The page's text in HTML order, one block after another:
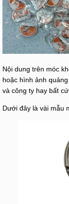
Nội dung trên móc
hoặc hình ảnh
và công ty hay bất
Dưới đây là vài mẫu